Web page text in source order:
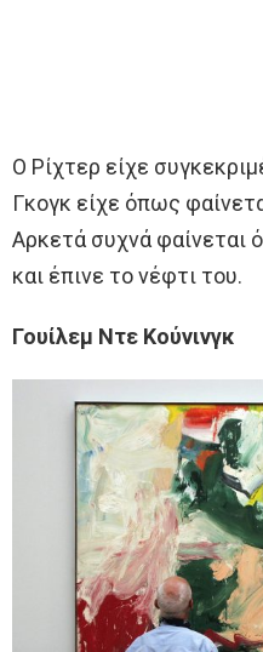
Ο Ρίχτερ είχε
Γκογκ είχε όπως
Αρκετά συχνά φαίνεται
και έπινε το νέφτι του.
Γουίλεμ Ντε Κούνινγκ